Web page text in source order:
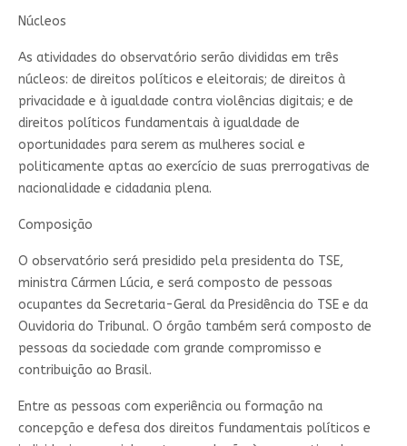
Núcleos
As atividades do observatório serão divididas em três
núcleos: de direitos políticos e eleitorais; de direitos à
privacidade e à igualdade contra violências digitais; e de
direitos políticos fundamentais à igualdade de
oportunidades para serem as mulheres social e
politicamente aptas ao exercício de suas prerrogativas de
nacionalidade e cidadania plena.
Composição
O observatório será presidido pela presidenta do TSE,
ministra Cármen Lúcia, e será composto de pessoas
ocupantes da Secretaria-Geral da Presidência do TSE e da
Ouvidoria do Tribunal. O órgão também será composto de
pessoas da sociedade com grande compromisso e
contribuição ao Brasil.
Entre as pessoas com experiência ou formação na
concepção e defesa dos direitos fundamentais políticos e